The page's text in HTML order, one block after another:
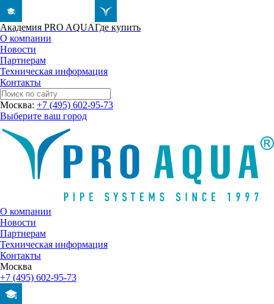
Академия PRO AQUAГде купить
О компании
Новости
Партнерам
Техническая информация
Контакты
Москва: +7 (495) 602-95-73
Выберите ваш город
О компании
Новости
Партнерам
Техническая информация
Контакты
Москва
+7 (495) 602-95-73